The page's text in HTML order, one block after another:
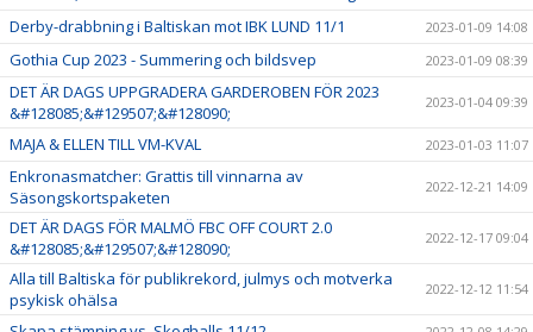
Derby-drabbning i Baltiskan mot IBK LUND 11/1 2023-01-09 14:08
Gothia Cup 2023 - Summering och bildsvep 2023-01-09 08:39
DET ÄR DAGS UPPGRADERA GARDEROBEN FÖR 2023
&#128085;&#129507;&#128090;
2023-01-04 09:39
MAJA & ELLEN TILL VM-KVAL 2023-01-03 11:07
Enkronasmatcher: Grattis till vinnarna av
Säsongskortspaketen
2022-12-21 14:09
DET ÄR DAGS FÖR MALMÖ FBC OFF COURT 2.0
&#128085;&#129507;&#128090;
2022-12-17 09:04
Alla till Baltiska för publikrekord, julmys och motverka
psykisk ohälsa
2022-12-12 11:54